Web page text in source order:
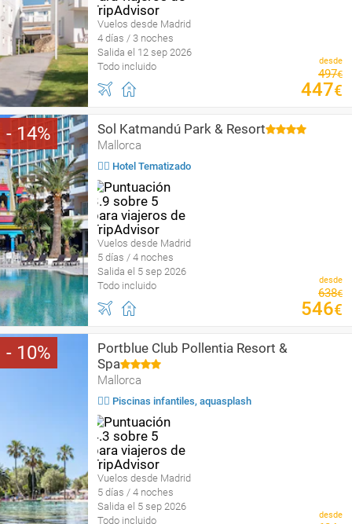
Vuelos desde Madrid
4 días / 3 noches
Salida el 12 sep 2026
Todo incluido
desde
497€
447€
14 Sol Katmandú Park & Resort
Mallorca
🤹‍♀️ Hotel Tematizado
Vuelos desde Madrid
5 días / 4 noches
Salida el 5 sep 2026
Todo incluido
desde
638€
546€
10
Portblue Club Pollentia Resort &
Spa
Mallorca
🏄‍♀️ Piscinas infantiles, aquasplash
Vuelos desde Madrid
5 días / 4 noches
Salida el 5 sep 2026
Todo incluido
desde